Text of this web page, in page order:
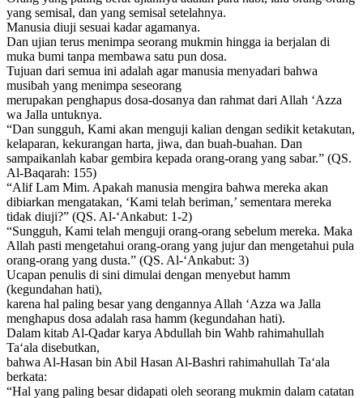
yang semisal, dan yang semisal setelahnya.
Manusia diuji sesuai kadar agamanya.
Dan ujian terus menimpa seorang mukmin hingga ia berjalan di
muka bumi tanpa membawa satu pun dosa.
Tujuan dari semua ini adalah agar manusia menyadari bahwa
musibah yang menimpa seseorang
merupakan penghapus dosa-dosanya dan rahmat dari Allah ‘Azza
wa Jalla untuknya.
“Dan sungguh, Kami akan menguji kalian dengan sedikit ketakutan,
kelaparan, kekurangan harta, jiwa, dan buah-buahan. Dan
sampaikanlah kabar gembira kepada orang-orang yang sabar.” (QS.
Al-Baqarah: 155)
“Alif Lam Mim. Apakah manusia mengira bahwa mereka akan
dibiarkan mengatakan, ‘Kami telah beriman,’ sementara mereka
tidak diuji?” (QS. Al-‘Ankabut: 1-2)
“Sungguh, Kami telah menguji orang-orang sebelum mereka. Maka
Allah pasti mengetahui orang-orang yang jujur dan mengetahui pula
orang-orang yang dusta.” (QS. Al-‘Ankabut: 3)
Ucapan penulis di sini dimulai dengan menyebut hamm
(kegundahan hati),
karena hal paling besar yang dengannya Allah ‘Azza wa Jalla
menghapus dosa adalah rasa hamm (kegundahan hati).
Dalam kitab Al-Qadar karya Abdullah bin Wahb rahimahullah
Ta‘ala disebutkan,
bahwa Al-Hasan bin Abil Hasan Al-Bashri rahimahullah Ta‘ala
berkata:
“Hal yang paling besar didapati oleh seorang mukmin dalam catatan